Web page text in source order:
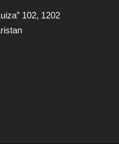
102, 1202